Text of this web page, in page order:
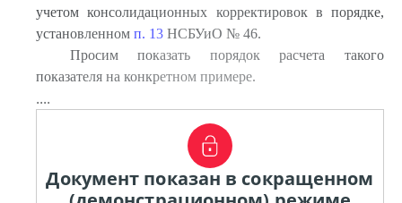
учетом консолидационных корректировок в порядке,
установленном п. 13 НСБУиО № 46.
Просим показать порядок расчета такого
показателя на конкретном примере.
....
Документ показан в сокращенном